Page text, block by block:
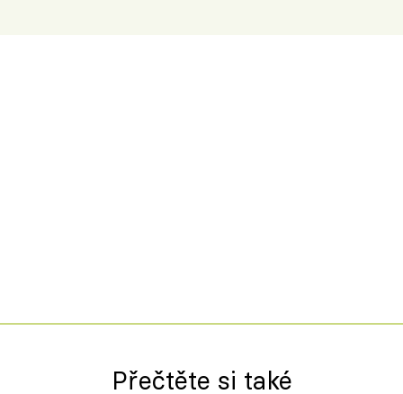
Přečtěte si také